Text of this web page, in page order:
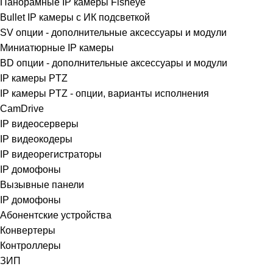
Панорамные IP камеры Fisheye
Bullet IP камеры с ИК подсветкой
SV опции - дополнительные аксессуары и модули
Миниатюрные IP камеры
BD опции - дополнительные аксессуары и модули
IP камеры PTZ
IP камеры PTZ - опции, варианты исполнения
CamDrive
IP видеосерверы
IP видеокодеры
IP видеорегистраторы
IP домофоны
Вызывные панели
IP домофоны
Абонентские устройства
Конвертеры
Контроллеры
ЗИП